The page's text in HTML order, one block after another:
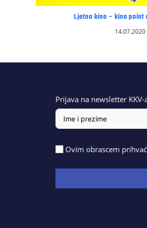
Ljetno kino – kino point
14.07.2020
Prijava na newsletter KKV-
Ovim obrascem